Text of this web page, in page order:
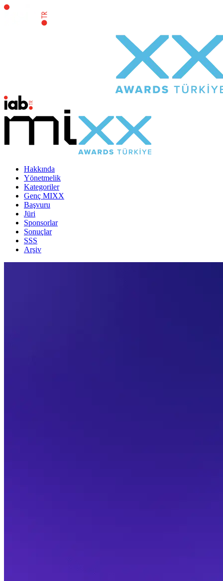
Hakkında
Yönetmelik
Kategoriler
Genç MIXX
Başvuru
Jüri
Sponsorlar
Sonuçlar
SSS
Arşiv